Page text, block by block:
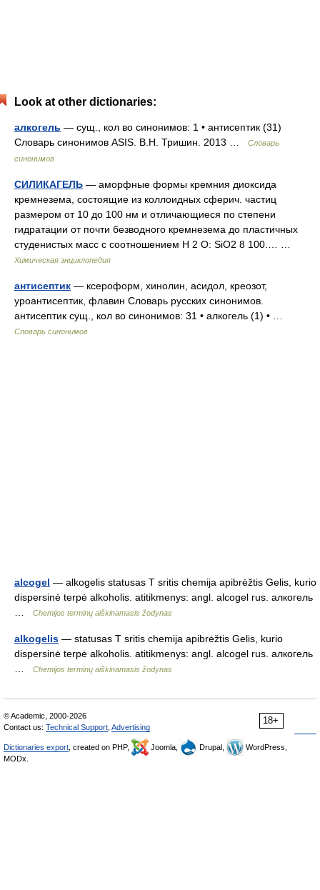
Look at other dictionaries:
алкогель — сущ., кол во синонимов: 1 • антисептик (31)
Словарь синонимов ASIS. В.Н. Тришин. 2013 …
Словарь
синонимов
СИЛИКАГЕЛЬ — аморфные формы кремния диоксида
кремнезема, состоящие из коллоидных сферич. частиц
размером от 10 до 100 нм и отличающиеся по степени
гидратации от почти безводного кремнезема до пластичных
студенистых масс с соотношением Н 2 О: SiO2 8 100.… …
Химическая энциклопедия
антисептик — ксероформ, хинолин, асидол, креозот,
уроантисептик, флавин Словарь русских синонимов.
антисептик сущ., кол во синонимов: 31 • алкогель (1) • …
Словарь синонимов
alcogel — alkogelis statusas T sritis chemija apibrėžtis Gelis, kurio
dispersinė terpė alkoholis. atitikmenys: angl. alcogel rus. алкогель
Chemijos terminų aiškinamasis žodynas
alkogelis — statusas T sritis chemija apibrėžtis Gelis, kurio
dispersinė terpė alkoholis. atitikmenys: angl. alcogel rus. алкогель
Chemijos terminų aiškinamasis žodynas
18+
© Academic, 2000-2026
Contact us: Technical Support Advertising
Dictionaries export , created on PHP, Joomla, Drupal,
WordPress,
MODx.